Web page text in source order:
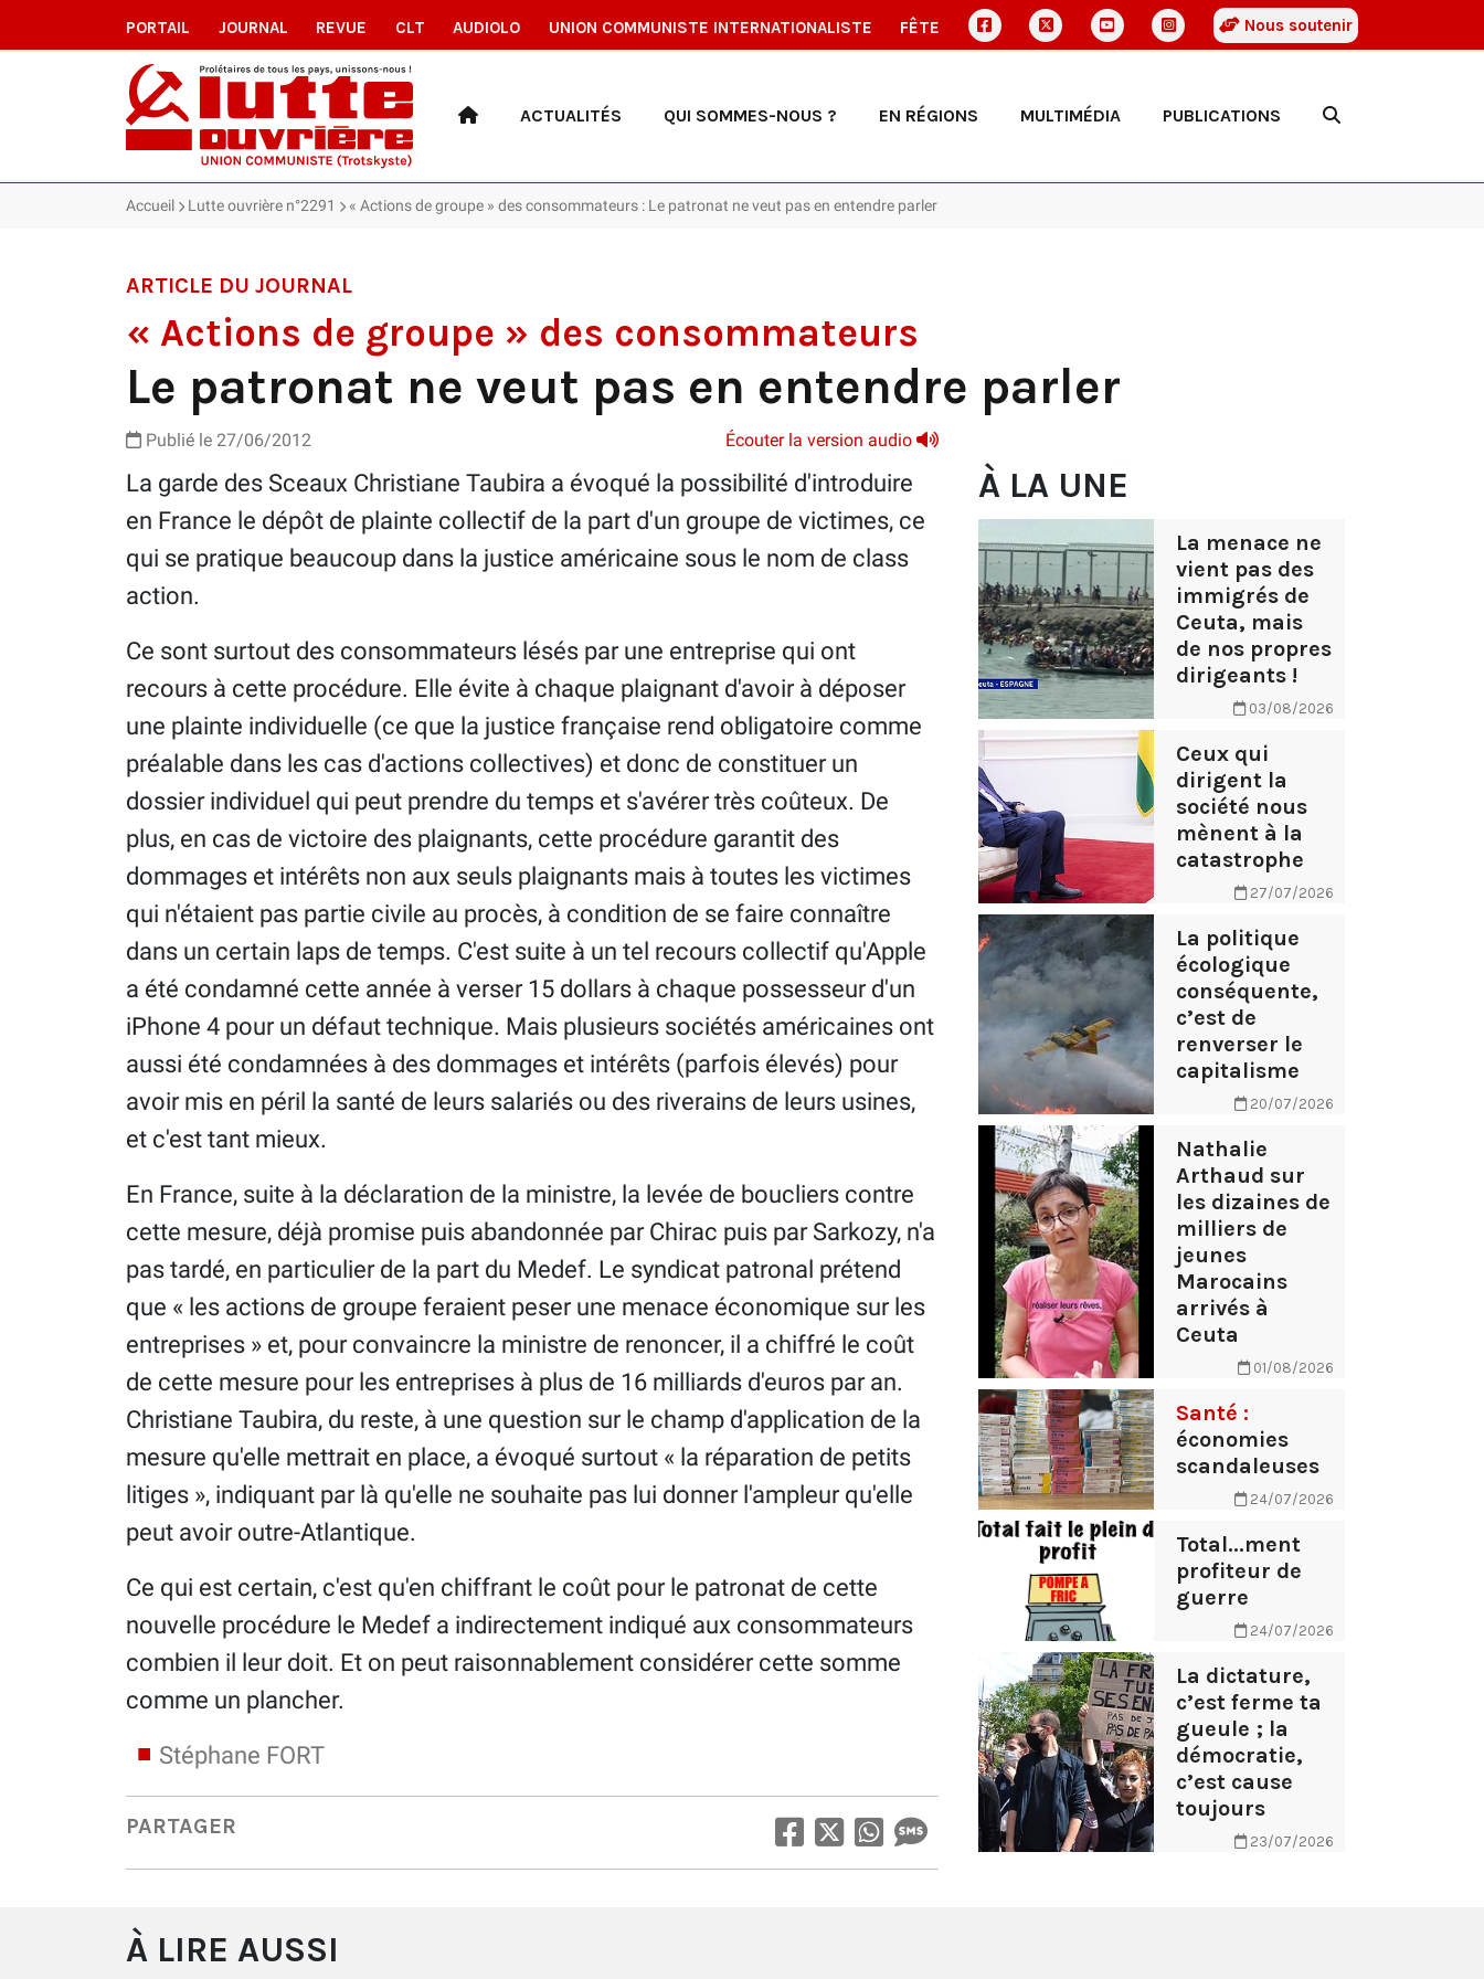
PORTAIL JOURNAL REVUE CLT AUDIOLO UNION COMMUNISTE INTERNATIONALISTE FÊTE Nous soutenir
ACTUALITÉS QUI SOMMES-NOUS ? EN RÉGIONS MULTIMÉDIA PUBLICATIONS
Accueil Lutte ouvrière n°2291 « Actions de groupe » des consommateurs : Le patronat ne veut pas en entendre parler
ARTICLE DU JOURNAL
« Actions de groupe » des consommateurs
Le patronat ne veut pas en entendre parler
Publié le 27/06/2012 Écouter la version audio
La garde des Sceaux Christiane Taubira a évoqué la possibilité d'introduire
en France le dépôt de plainte collectif de la part d'un groupe de victimes, ce
qui se pratique beaucoup dans la justice américaine sous le nom de class
action.
Ce sont surtout des consommateurs lésés par une entreprise qui ont
recours à cette procédure. Elle évite à chaque plaignant d'avoir à déposer
une plainte individuelle (ce que la justice française rend obligatoire comme
préalable dans les cas d'actions collectives) et donc de constituer un
dossier individuel qui peut prendre du temps et s'avérer très coûteux. De
plus, en cas de victoire des plaignants, cette procédure garantit des
dommages et intérêts non aux seuls plaignants mais à toutes les victimes
qui n'étaient pas partie civile au procès, à condition de se faire connaître
dans un certain laps de temps. C'est suite à un tel recours collectif qu'Apple
a été condamné cette année à verser 15 dollars à chaque possesseur d'un
iPhone 4 pour un défaut technique. Mais plusieurs sociétés américaines ont
aussi été condamnées à des dommages et intérêts (parfois élevés) pour
avoir mis en péril la santé de leurs salariés ou des riverains de leurs usines,
et c'est tant mieux.
En France, suite à la déclaration de la ministre, la levée de boucliers contre
cette mesure, déjà promise puis abandonnée par Chirac puis par Sarkozy, n'a
pas tardé, en particulier de la part du Medef. Le syndicat patronal prétend
que « les actions de groupe feraient peser une menace économique sur les
entreprises » et, pour convaincre la ministre de renoncer, il a chiffré le coût
de cette mesure pour les entreprises à plus de 16 milliards d'euros par an.
Christiane Taubira, du reste, à une question sur le champ d'application de la
mesure qu'elle mettrait en place, a évoqué surtout « la réparation de petits
litiges », indiquant par là qu'elle ne souhaite pas lui donner l'ampleur qu'elle
peut avoir outre-Atlantique.
Ce qui est certain, c'est qu'en chiffrant le coût pour le patronat de cette
nouvelle procédure le Medef a indirectement indiqué aux consommateurs
combien il leur doit. Et on peut raisonnablement considérer cette somme
comme un plancher.
Stéphane FORT
PARTAGER
À LA UNE
La menace ne
vient pas des
immigrés de
Ceuta, mais
de nos propres
dirigeants !
03/08/2026
Ceux qui
dirigent la
société nous
mènent à la
catastrophe
27/07/2026
La politique
écologique
conséquente,
c’est de
renverser le
capitalisme
20/07/2026
Nathalie
Arthaud sur
les dizaines de
milliers de
jeunes
Marocains
arrivés à
Ceuta
01/08/2026
Santé :
économies
scandaleuses
24/07/2026
Total...ment
profiteur de
guerre
24/07/2026
La dictature,
c’est ferme ta
gueule ; la
démocratie,
c’est cause
toujours
23/07/2026
À LIRE AUSSI